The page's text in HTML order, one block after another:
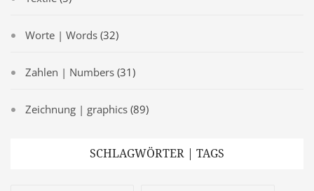
Worte | Words (32)
Zahlen | Numbers (31)
Zeichnung | graphics (89)
SCHLAGWÖRTER | TAGS